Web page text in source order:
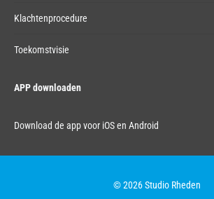
Klachtenprocedure
Toekomstvisie
APP downloaden
Download de app voor iOS en Android
© 2026 Studio Rheden